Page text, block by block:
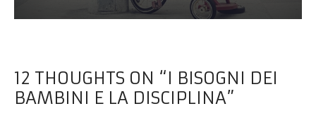
12 THOUGHTS ON “I BISOGNI DEI
BAMBINI E LA DISCIPLINA”